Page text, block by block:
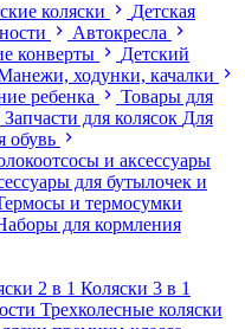
коляски
Детская
Автокресла
конверты
Детский
ходунки, качалки
ребенка
Товары для
Запчасти для колясок Для
обувь
и аксессуары
для бутылочек и
и термосумки
для кормления
2 в 1 Коляски 3 в 1
Трехколесные коляски